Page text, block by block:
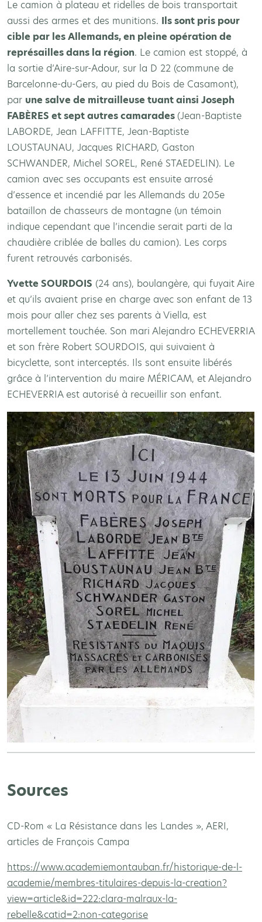
Le camion à plateau et ridelles de bois transportait
aussi des armes et des munitions. Ils sont pris pour
cible par les Allemands, en pleine opération de
représailles dans la région. Le camion est stoppé, à
la sortie d’Aire-sur-Adour, sur la D 22 (commune de
Barcelonne-du-Gers, au pied du Bois de Casamont),
par une salve de mitrailleuse tuant ainsi Joseph
FABÈRES et sept autres camarades (Jean-Baptiste
LABORDE, Jean LAFFITTE, Jean-Baptiste
LOUSTAUNAU, Jacques RICHARD, Gaston
SCHWANDER, Michel SOREL, René STAEDELIN). Le
camion avec ses occupants est ensuite arrosé
d’essence et incendié par les Allemands du 205e
bataillon de chasseurs de montagne (un témoin
indique cependant que l’incendie serait parti de la
chaudière criblée de balles du camion). Les corps
furent retrouvés carbonisés.
Yvette SOURDOIS (24 ans), boulangère, qui fuyait Aire
et qu’ils avaient prise en charge avec son enfant de 13
mois pour aller chez ses parents à Viella, est
mortellement touchée. Son mari Alejandro ECHEVERRIA
et son frère Robert SOURDOIS, qui suivaient à
bicyclette, sont interceptés. Ils sont ensuite libérés
grâce à l’intervention du maire MÉRICAM, et Alejandro
ECHEVERRIA est autorisé à recueillir son enfant.
Sources
CD-Rom « La Résistance dans les Landes », AERI,
articles de François Campa
https://www.academiemontauban.fr/historique-de-l-
academie/membres-titulaires-depuis-la-creation?
view=article&id=222:clara-malraux-la-
rebelle&catid=2:non-categorise